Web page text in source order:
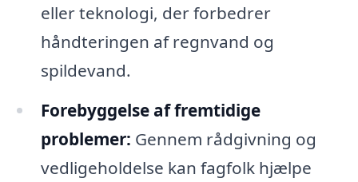
eller teknologi, der forbedrer
håndteringen af regnvand og
spildevand.
Forebyggelse af fremtidige
problemer: Gennem rådgivning og
vedligeholdelse kan fagfolk hjælpe